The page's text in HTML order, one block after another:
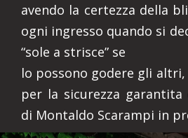
avendo la certezza della
ogni ingresso quando si
“sole a strisce” se
lo possono godere gli altri,
per la sicurezza
di Montaldo Scarampi in